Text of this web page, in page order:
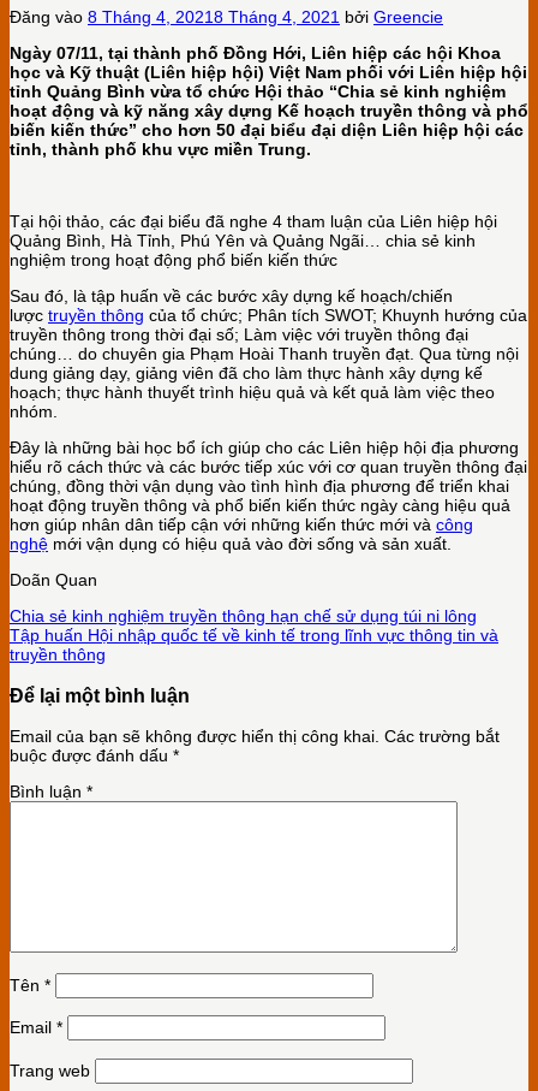
Đăng vào 8 Tháng 4, 20218 Tháng 4, 2021 bởi Greencie
Ngày 07/11, tại thành phố Đồng Hới, Liên hiệp các hội Khoa
học và Kỹ thuật (Liên hiệp hội) Việt Nam phối với Liên hiệp hội
tỉnh Quảng Bình vừa tổ chức Hội thảo “Chia sẻ kinh nghiệm
hoạt động và kỹ năng xây dựng Kế hoạch truyền thông và phổ
biến kiến thức” cho hơn 50 đại biểu đại diện Liên hiệp hội các
tỉnh, thành phố khu vực miền Trung.
Tại hội thảo, các đại biểu đã nghe 4 tham luận của Liên hiệp hội
Quảng Bình, Hà Tỉnh, Phú Yên và Quảng Ngãi… chia sẻ kinh
nghiệm trong hoạt động phổ biến kiến thức
Sau đó, là tập huấn về các bước xây dựng kế hoạch/chiến
lược truyền thông của tổ chức; Phân tích SWOT; Khuynh hướng của
truyền thông trong thời đại số; Làm việc với truyền thông đại
chúng… do chuyên gia Phạm Hoài Thanh truyền đạt. Qua từng nội
dung giảng dạy, giảng viên đã cho làm thực hành xây dựng kế
hoạch; thực hành thuyết trình hiệu quả và kết quả làm việc theo
nhóm.
Đây là những bài học bổ ích giúp cho các Liên hiệp hội địa phương
hiểu rõ cách thức và các bước tiếp xúc với cơ quan truyền thông đại
chúng, đồng thời vận dụng vào tình hình địa phương để triển khai
hoạt động truyền thông và phổ biến kiến thức ngày càng hiệu quả
hơn giúp nhân dân tiếp cận với những kiến thức mới và công
nghệ mới vận dụng có hiệu quả vào đời sống và sản xuất.
Doãn Quan
Chia sẻ kinh nghiệm truyền thông hạn chế sử dụng túi ni lông
Tập huấn Hội nhập quốc tế về kinh tế trong lĩnh vực thông tin và
truyền thông
Để lại một bình luận
Email của bạn sẽ không được hiển thị công khai. Các trường bắt
buộc được đánh dấu *
Bình luận *
Tên *
Email *
Trang web